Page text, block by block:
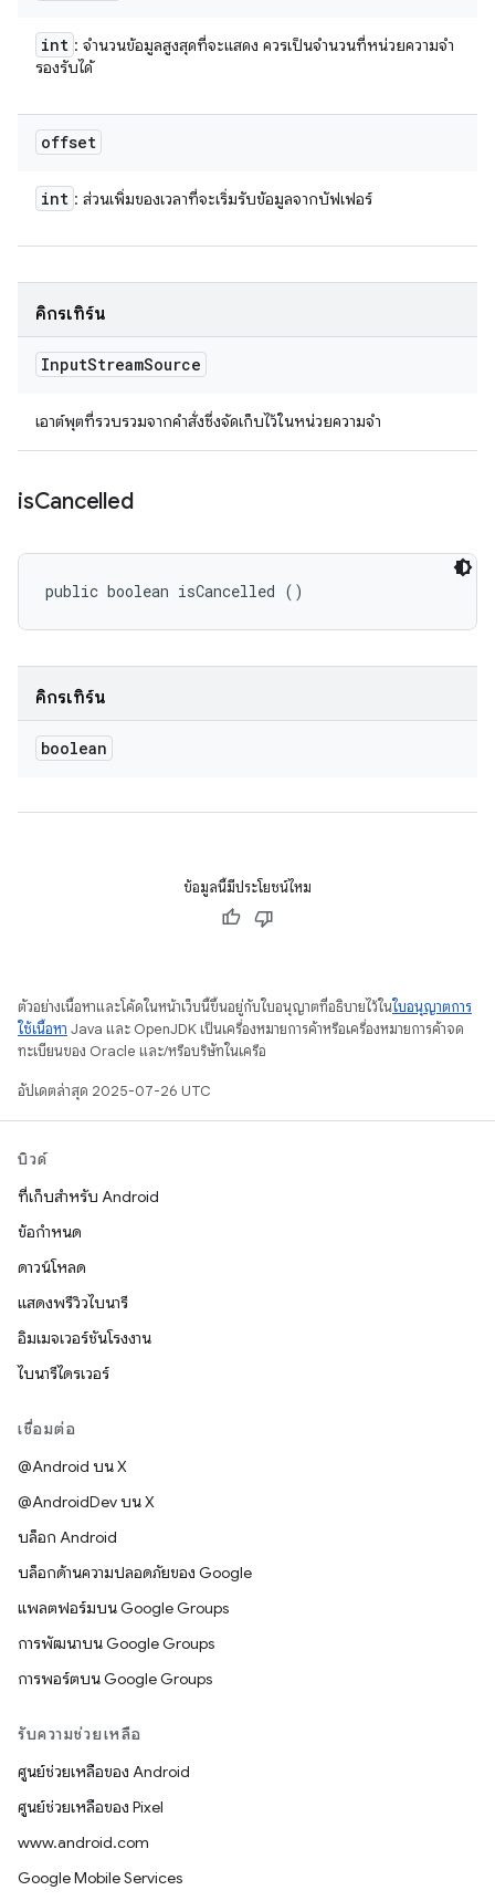
int : จํานวนข้อมูลสูงสุดที่จะแสดง ควรเป็นจำนวนที่หน่วยความจํา
รองรับได้
offset
int : ส่วนเพิ่มของเวลาที่จะเริ่มรับข้อมูลจากบัฟเฟอร์
คิกรีเทิร์น
InputStreamSource
เอาต์พุตที่รวบรวมจากคําสั่งซึ่งจัดเก็บไว้ในหน่วยความจํา
isCancelled
public boolean isCancelled ()
คิกรีเทิร์น
boolean
ข้อมูลนี้มีประโยชน์ไหม
ตัวอย่างเนื้อหาและโค้ดในหน้าเว็บนี้ขึ้นอยู่กับใบอนุญาตที่อธิบายไว้ในใบอนุญาตการ
ใช้เนื้อหา Java และ OpenJDK เป็นเครื่องหมายการค้าหรือเครื่องหมายการค้าจด
ทะเบียนของ Oracle และ/หรือบริษัทในเครือ
อัปเดตล่าสุด 2025-07-26 UTC
บิวด์
ที่เก็บสำหรับ Android
ข้อกำหนด
ดาวน์โหลด
แสดงพรีวิวไบนารี
อิมเมจเวอร์ชันโรงงาน
ไบนารีไดรเวอร์
เชื่อมต่อ
@Android บน X
@AndroidDev บน X
บล็อก Android
บล็อกด้านความปลอดภัยของ Google
แพลตฟอร์มบน Google Groups
การพัฒนาบน Google Groups
การพอร์ตบน Google Groups
รับความช่วยเหลือ
ศูนย์ช่วยเหลือของ Android
ศูนย์ช่วยเหลือของ Pixel
www.android.com
Google Mobile Services